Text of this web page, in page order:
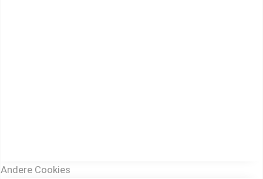
Andere Cookies